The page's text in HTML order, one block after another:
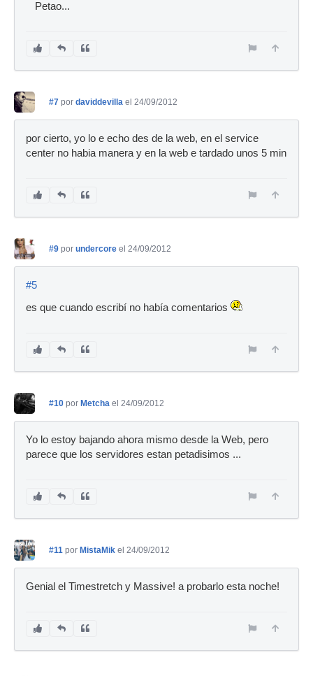
Petao...
#7 por daviddevilla el 24/09/2012
por cierto, yo lo e echo des de la web, en el service
center no habia manera y en la web e tardado unos 5 min
#9 por undercore el 24/09/2012
#5
es que cuando escribí no había comentarios
#10 por Metcha el 24/09/2012
Yo lo estoy bajando ahora mismo desde la Web, pero
parece que los servidores estan petadisimos ...
#11 por MistaMik el 24/09/2012
Genial el Timestretch y Massive! a probarlo esta noche!